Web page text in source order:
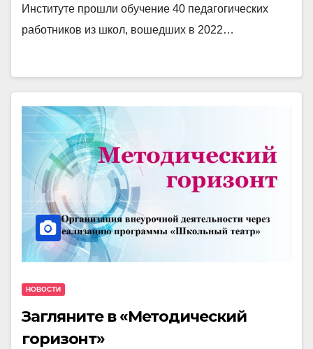
Институте прошли обучение 40 педагогических
работников из школ, вошедших в 2022…
НОВОСТИ
Загляните в «Методический
горизонт»